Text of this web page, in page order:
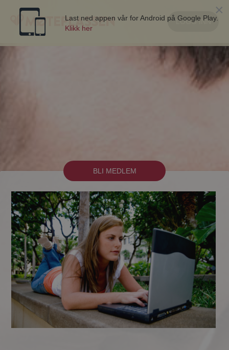
LOGG INN
BLI MEDLEM
×
Last ned appen vår for Android på Google Play.
Klikk her